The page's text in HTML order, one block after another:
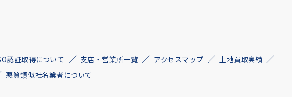
認証取得について 支店・営業所一覧 アクセスマップ
土地買取実績
悪質類似社名業者について